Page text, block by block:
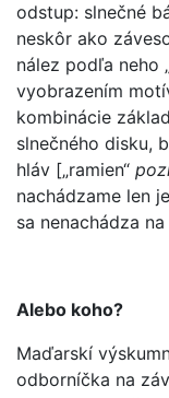
odstup: slnečné
neskôr ako
nález podľa neho
vyobrazením
kombinácie
slnečného disku,
hláv [„ramien“
nachádzame len
sa nenachádza
Alebo koho?
Maďarskí
odborníčka na